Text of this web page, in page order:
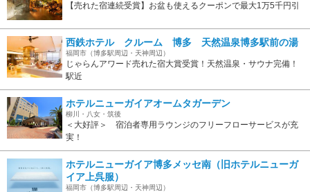
【売れた宿連続受賞】お盆も使えるクーポンで最大1万5千円引
西鉄ホテル クルーム 博多 天然温泉博多駅前の湯
福岡市（博多駅周辺・天神周辺）
じゃらんアワード売れた宿大賞受賞！天然温泉・サウナ完備！
駅近
ホテルニューガイアオームタガーデン
柳川・八女・筑後
＜大好評＞ 宿泊者専用ラウンジのフリーフローサービスが充
実！
ホテルニューガイア博多メッセ南（旧ホテルニューガ
イア上呉服）
福岡市（博多駅周辺・天神周辺）